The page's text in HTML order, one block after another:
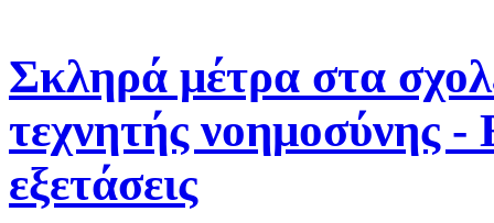
Σκληρά μέτρα στα
τεχνητής νοημοσύνης -
εξετάσεις